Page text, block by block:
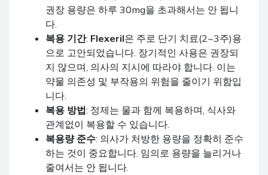
권장 용량은 하루 30mg을 초과해서는 안 됩니
다.
복용 기간: Flexeril은 주로 단기 치료(2~3주)용
으로 고안되었습니다. 장기적인 사용은 권장되
지 않으며, 의사의 지시에 따라야 합니다. 이는
약물 의존성 및 부작용의 위험을 줄이기 위함입
니다.
복용 방법: 정제는 물과 함께 복용하며, 식사와
관계없이 복용할 수 있습니다.
복용량 준수: 의사가 처방한 용량을 정확히 준수
하는 것이 중요합니다. 임의로 용량을 늘리거나
줄여서는 안 됩니다.